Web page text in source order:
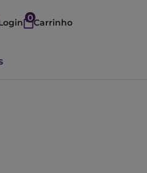
0Carrinho